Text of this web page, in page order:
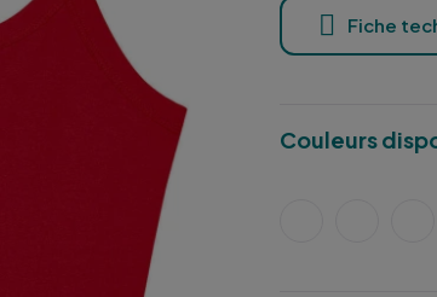
Fiche
Couleurs